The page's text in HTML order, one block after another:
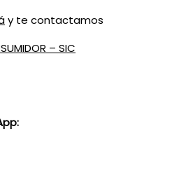
y te contactamos
– SIC